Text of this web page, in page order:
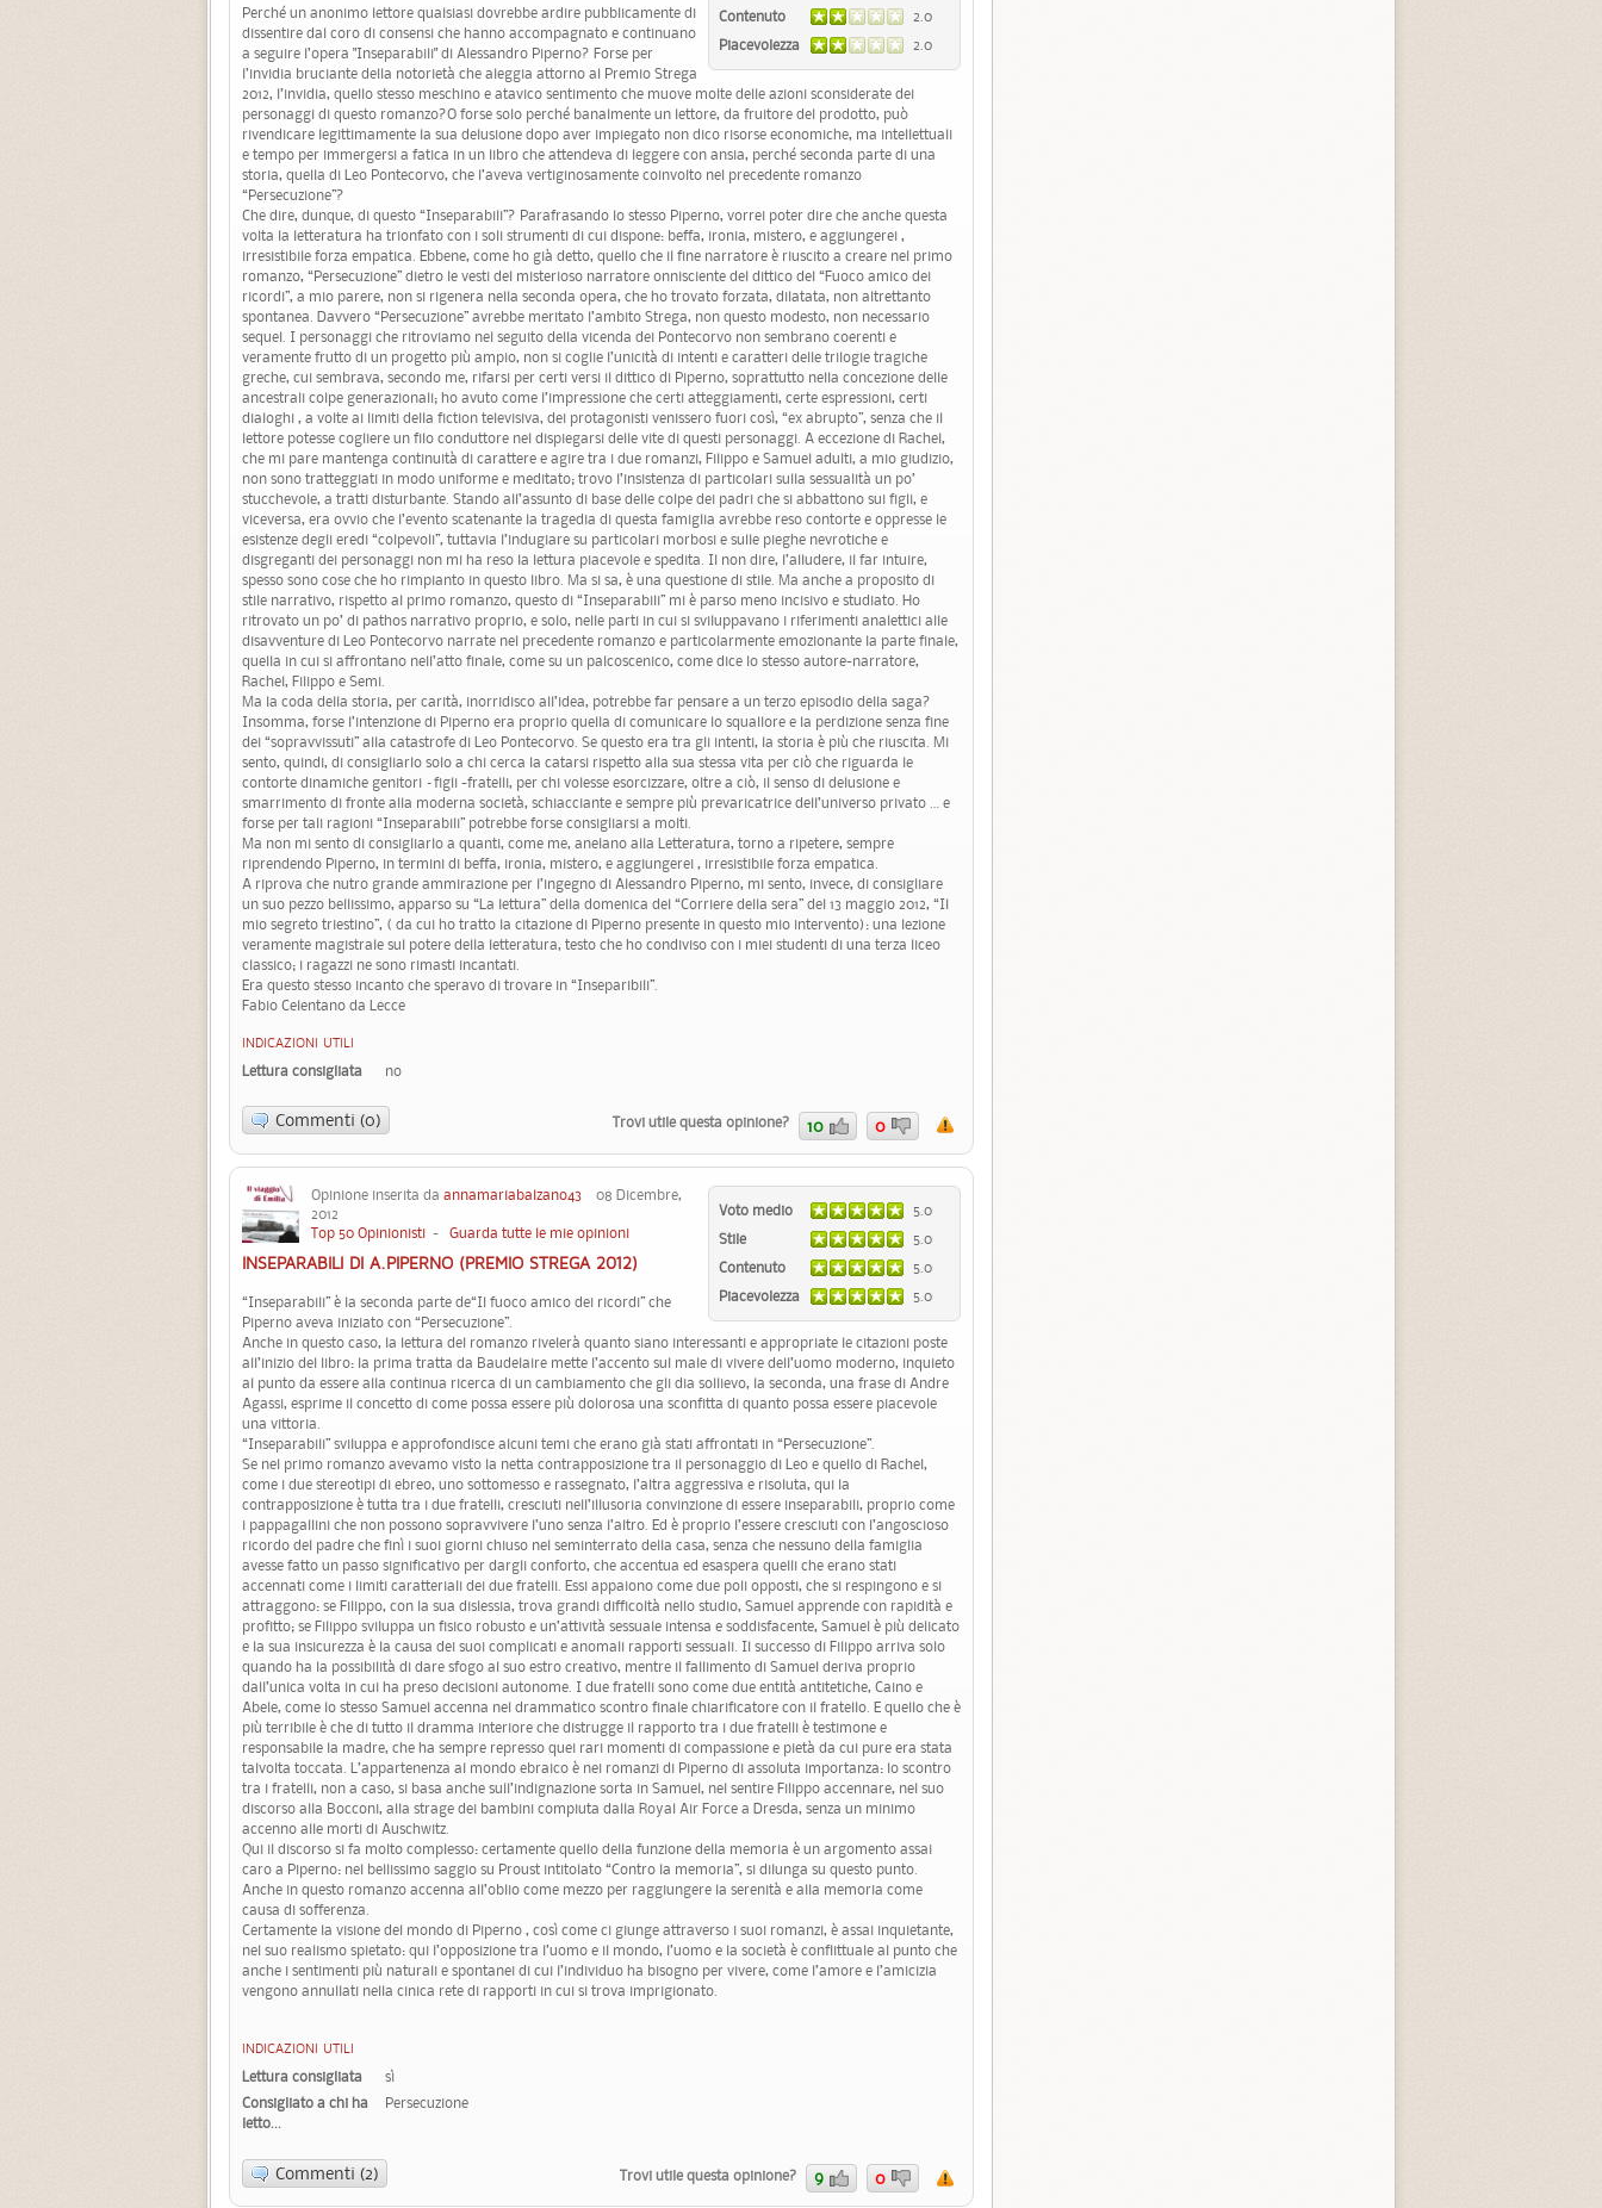
Contenuto
2.0
Piacevolezza
2.0
Perché un anonimo lettore qualsiasi dovrebbe ardire pubblicamente di
dissentire dal coro di consensi che hanno accompagnato e continuano
a seguire l’opera "Inseparabili" di Alessandro Piperno? Forse per
l’invidia bruciante della notorietà che aleggia attorno al Premio Strega
2012, l’invidia, quello stesso meschino e atavico sentimento che muove molte delle azioni sconsiderate dei
personaggi di questo romanzo?O forse solo perché banalmente un lettore, da fruitore del prodotto, può
rivendicare legittimamente la sua delusione dopo aver impiegato non dico risorse economiche, ma intellettuali
e tempo per immergersi a fatica in un libro che attendeva di leggere con ansia, perché seconda parte di una
storia, quella di Leo Pontecorvo, che l’aveva vertiginosamente coinvolto nel precedente romanzo
“Persecuzione”?
Che dire, dunque, di questo “Inseparabili”? Parafrasando lo stesso Piperno, vorrei poter dire che anche questa
volta la letteratura ha trionfato con i soli strumenti di cui dispone: beffa, ironia, mistero, e aggiungerei ,
irresistibile forza empatica. Ebbene, come ho già detto, quello che il fine narratore è riuscito a creare nel primo
romanzo, “Persecuzione” dietro le vesti del misterioso narratore onnisciente del dittico del “Fuoco amico dei
ricordi”, a mio parere, non si rigenera nella seconda opera, che ho trovato forzata, dilatata, non altrettanto
spontanea. Davvero “Persecuzione” avrebbe meritato l’ambito Strega, non questo modesto, non necessario
sequel. I personaggi che ritroviamo nel seguito della vicenda dei Pontecorvo non sembrano coerenti e
veramente frutto di un progetto più ampio, non si coglie l’unicità di intenti e caratteri delle trilogie tragiche
greche, cui sembrava, secondo me, rifarsi per certi versi il dittico di Piperno, soprattutto nella concezione delle
ancestrali colpe generazionali; ho avuto come l’impressione che certi atteggiamenti, certe espressioni, certi
dialoghi , a volte ai limiti della fiction televisiva, dei protagonisti venissero fuori così, “ex abrupto”, senza che il
lettore potesse cogliere un filo conduttore nel dispiegarsi delle vite di questi personaggi. A eccezione di Rachel,
che mi pare mantenga continuità di carattere e agire tra i due romanzi, Filippo e Samuel adulti, a mio giudizio,
non sono tratteggiati in modo uniforme e meditato; trovo l’insistenza di particolari sulla sessualità un po’
stucchevole, a tratti disturbante. Stando all’assunto di base delle colpe dei padri che si abbattono sui figli, e
viceversa, era ovvio che l’evento scatenante la tragedia di questa famiglia avrebbe reso contorte e oppresse le
esistenze degli eredi “colpevoli”, tuttavia l’indugiare su particolari morbosi e sulle pieghe nevrotiche e
disgreganti dei personaggi non mi ha reso la lettura piacevole e spedita. Il non dire, l’alludere, il far intuire,
spesso sono cose che ho rimpianto in questo libro. Ma si sa, è una questione di stile. Ma anche a proposito di
stile narrativo, rispetto al primo romanzo, questo di “Inseparabili” mi è parso meno incisivo e studiato. Ho
ritrovato un po’ di pathos narrativo proprio, e solo, nelle parti in cui si sviluppavano i riferimenti analettici alle
disavventure di Leo Pontecorvo narrate nel precedente romanzo e particolarmente emozionante la parte finale,
quella in cui si affrontano nell’atto finale, come su un palcoscenico, come dice lo stesso autore-narratore,
Rachel, Filippo e Semi.
Ma la coda della storia, per carità, inorridisco all’idea, potrebbe far pensare a un terzo episodio della saga?
Insomma, forse l’intenzione di Piperno era proprio quella di comunicare lo squallore e la perdizione senza fine
dei “sopravvissuti” alla catastrofe di Leo Pontecorvo. Se questo era tra gli intenti, la storia è più che riuscita. Mi
sento, quindi, di consigliarlo solo a chi cerca la catarsi rispetto alla sua stessa vita per ciò che riguarda le
contorte dinamiche genitori –figli -fratelli, per chi volesse esorcizzare, oltre a ciò, il senso di delusione e
smarrimento di fronte alla moderna società, schiacciante e sempre più prevaricatrice dell’universo privato … e
forse per tali ragioni “Inseparabili” potrebbe forse consigliarsi a molti.
Ma non mi sento di consigliarlo a quanti, come me, anelano alla Letteratura, torno a ripetere, sempre
riprendendo Piperno, in termini di beffa, ironia, mistero, e aggiungerei , irresistibile forza empatica.
A riprova che nutro grande ammirazione per l’ingegno di Alessandro Piperno, mi sento, invece, di consigliare
un suo pezzo bellissimo, apparso su “La lettura” della domenica del “Corriere della sera” del 13 maggio 2012, “Il
mio segreto triestino”, ( da cui ho tratto la citazione di Piperno presente in questo mio intervento): una lezione
veramente magistrale sul potere della letteratura, testo che ho condiviso con i miei studenti di una terza liceo
classico; i ragazzi ne sono rimasti incantati.
Era questo stesso incanto che speravo di trovare in “Inseparibili”.
Fabio Celentano da Lecce
INDICAZIONI UTILI
Lettura consigliata no
Commenti (0) Trovi utile questa opinione? 10 0
Voto medio
5.0
Stile
5.0
Contenuto
5.0
Piacevolezza
5.0
Opinione inserita da annamariabalzano43 08 Dicembre,
2012
Top 50 Opinionisti - Guarda tutte le mie opinioni
INSEPARABILI DI A.PIPERNO (PREMIO STREGA 2012)
“Inseparabili” è la seconda parte de“Il fuoco amico dei ricordi” che
Piperno aveva iniziato con “Persecuzione”.
Anche in questo caso, la lettura del romanzo rivelerà quanto siano interessanti e appropriate le citazioni poste
all’inizio del libro: la prima tratta da Baudelaire mette l’accento sul male di vivere dell’uomo moderno, inquieto
al punto da essere alla continua ricerca di un cambiamento che gli dia sollievo, la seconda, una frase di Andre
Agassi, esprime il concetto di come possa essere più dolorosa una sconfitta di quanto possa essere piacevole
una vittoria.
“Inseparabili” sviluppa e approfondisce alcuni temi che erano già stati affrontati in “Persecuzione”.
Se nel primo romanzo avevamo visto la netta contrapposizione tra il personaggio di Leo e quello di Rachel,
come i due stereotipi di ebreo, uno sottomesso e rassegnato, l’altra aggressiva e risoluta, qui la
contrapposizione è tutta tra i due fratelli, cresciuti nell’illusoria convinzione di essere inseparabili, proprio come
i pappagallini che non possono sopravvivere l’uno senza l’altro. Ed è proprio l’essere cresciuti con l’angoscioso
ricordo del padre che finì i suoi giorni chiuso nel seminterrato della casa, senza che nessuno della famiglia
avesse fatto un passo significativo per dargli conforto, che accentua ed esaspera quelli che erano stati
accennati come i limiti caratteriali dei due fratelli. Essi appaiono come due poli opposti, che si respingono e si
attraggono: se Filippo, con la sua dislessia, trova grandi difficoltà nello studio, Samuel apprende con rapidità e
profitto; se Filippo sviluppa un fisico robusto e un’attività sessuale intensa e soddisfacente, Samuel è più delicato
e la sua insicurezza è la causa dei suoi complicati e anomali rapporti sessuali. Il successo di Filippo arriva solo
quando ha la possibilità di dare sfogo al suo estro creativo, mentre il fallimento di Samuel deriva proprio
dall’unica volta in cui ha preso decisioni autonome. I due fratelli sono come due entità antitetiche, Caino e
Abele, come lo stesso Samuel accenna nel drammatico scontro finale chiarificatore con il fratello. E quello che è
più terribile è che di tutto il dramma interiore che distrugge il rapporto tra i due fratelli è testimone e
responsabile la madre, che ha sempre represso quei rari momenti di compassione e pietà da cui pure era stata
talvolta toccata. L’appartenenza al mondo ebraico è nei romanzi di Piperno di assoluta importanza: lo scontro
tra i fratelli, non a caso, si basa anche sull’indignazione sorta in Samuel, nel sentire Filippo accennare, nel suo
discorso alla Bocconi, alla strage dei bambini compiuta dalla Royal Air Force a Dresda, senza un minimo
accenno alle morti di Auschwitz.
Qui il discorso si fa molto complesso: certamente quello della funzione della memoria è un argomento assai
caro a Piperno: nel bellissimo saggio su Proust intitolato “Contro la memoria”, si dilunga su questo punto.
Anche in questo romanzo accenna all’oblio come mezzo per raggiungere la serenità e alla memoria come
causa di sofferenza.
Certamente la visione del mondo di Piperno , così come ci giunge attraverso i suoi romanzi, è assai inquietante,
nel suo realismo spietato: qui l’opposizione tra l’uomo e il mondo, l’uomo e la società è conflittuale al punto che
anche i sentimenti più naturali e spontanei di cui l’individuo ha bisogno per vivere, come l’amore e l’amicizia
vengono annullati nella cinica rete di rapporti in cui si trova imprigionato.
INDICAZIONI UTILI
Lettura consigliata
sì
Consigliato a chi ha
letto...
Persecuzione
Commenti (2) Trovi utile questa opinione? 9 0